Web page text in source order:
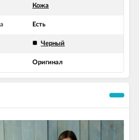
Кожа
Есть
Черный
Оригинал